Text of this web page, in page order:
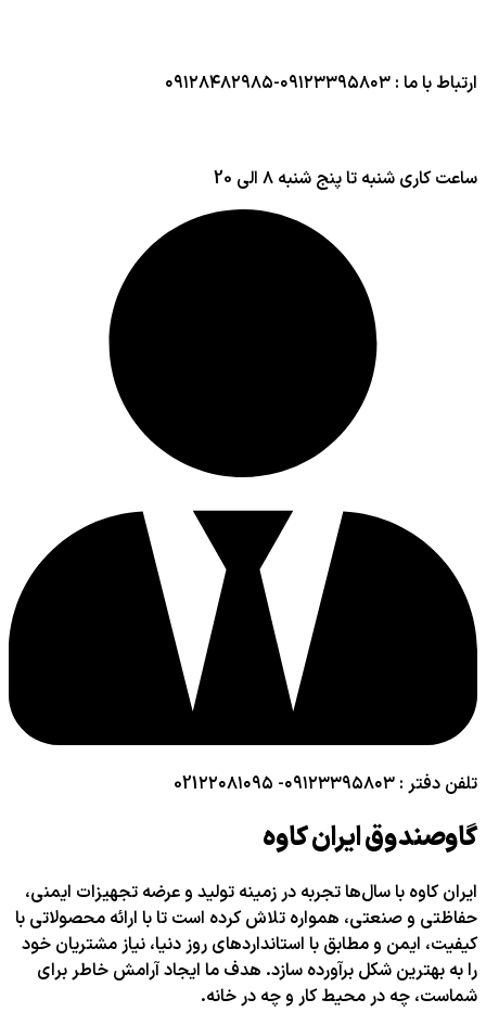
ارتباط با ما : ۰۹۱۲۳۳۹۵۸۰۳-۰۹۱۲۸۴۸۲۹۸۵
ساعت کاری شنبه تا پنج شنبه ۸ الی 20
تلفن دفتر : ۰۹۱۲۳۳۹۵۸۰۳- 021۲۲۰۸۱۰۹۵
گاوصندوق ایران کاوه
ایران کاوه با سال‌ها تجربه در زمینه تولید و عرضه تجهیزات ایمنی،
حفاظتی و صنعتی، همواره تلاش کرده است تا با ارائه محصولاتی با
کیفیت، ایمن و مطابق با استانداردهای روز دنیا، نیاز مشتریان خود
را به بهترین شکل برآورده سازد. هدف ما ایجاد آرامش خاطر برای
شماست، چه در محیط کار و چه در خانه.